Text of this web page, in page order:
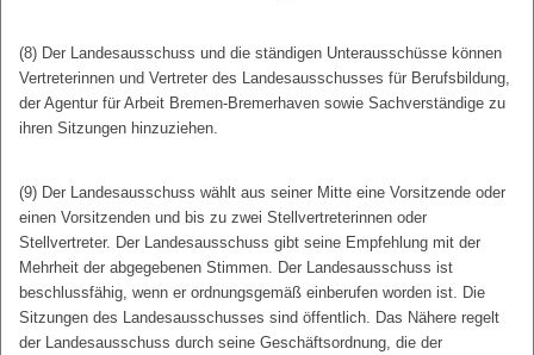
(8) Der Landesausschuss und die ständigen Unterausschüsse können
Vertreterinnen und Vertreter des Landesausschusses für Berufsbildung,
der Agentur für Arbeit Bremen-Bremerhaven sowie Sachverständige zu
ihren Sitzungen hinzuziehen.
(9) Der Landesausschuss wählt aus seiner Mitte eine Vorsitzende oder
einen Vorsitzenden und bis zu zwei Stellvertreterinnen oder
Stellvertreter. Der Landesausschuss gibt seine Empfehlung mit der
Mehrheit der abgegebenen Stimmen. Der Landesausschuss ist
beschlussfähig, wenn er ordnungsgemäß einberufen worden ist. Die
Sitzungen des Landesausschusses sind öffentlich. Das Nähere regelt
der Landesausschuss durch seine Geschäftsordnung, die der